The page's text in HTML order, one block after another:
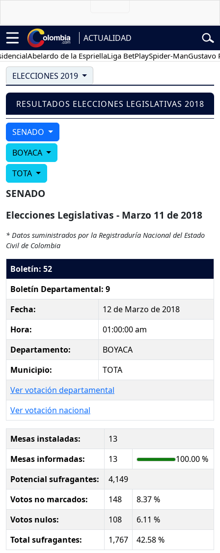
ACTUALIDAD
Abelardo de la EspriellaLiga BetPlaySpider-ManGustavo
ELECCIONES 2019
RESULTADOS ELECCIONES LEGISLATIVAS 2018
SENADO
BOYACA
TOTA
SENADO
Elecciones Legislativas - Marzo 11 de 2018
* Datos suministrados por la Registraduría Nacional del Estado
Civil de Colombia
Boletín: 52
Boletín Departamental: 9
Fecha:
12 de Marzo de 2018
Hora:
01:00:00 am
Departamento:
BOYACA
Municipio:
TOTA
Ver votación departamental
Ver votación nacional
Mesas instaladas:
13
Mesas informadas:
13
100.00 %
Potencial sufragantes:
4,149
Votos no marcados:
148
8.37 %
Votos nulos:
108
6.11 %
Total sufragantes:
1,767 42.58 %